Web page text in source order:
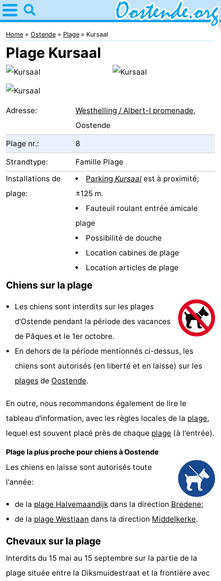
Home
Ostende
Astuces
Avec
nuit
Campings
Chambre
d'hôtes
Chaumières
Voir
faire
d'intérêt
Églises
-
Points
de
vue
Attractions
-
Croisières
Terrains
de
-
Aires
-
Home Ostende Plage Kursaal
Plage Kursaal
Adresse: Westhelling / Albert-I promenade,
Oostende
Plage nr.:
8
Strandtype:
Famille Plage
Installations de
plage:
ParkingKursaal est à proximité;
±125 m.
Fauteuil roulant entrée amicale
plage
Possibilité de douche
Location cabines de plage
Location articles de plage
Chiens sur la plage
Les chiens sont interdits sur les plages
d'Ostende pendant la période des vacances
de Pâques et le 1er octobre.
En dehors de la période mentionnés ci-dessus, les
chiens sont autorisés (en liberté et en laisse) sur les
plages de Oostende.
En outre, nous recommandons également de lire le
tableau d'information, avec les règles locales de la plage,
lequel est souvent placé près de chaque plage (à l'entrée).
Plage la plus proche pour chiens à Oostende
Les chiens en laisse sont autorisés toute
l'année:
de la plage Halvemaandijk dans la direction Bredene;
de la plage Westlaan dans la direction Middelkerke.
Chevaux sur la plage
Interdits du 15 mai au 15 septembre sur la partie de la
plage située entre la Diksmuidestraat et la frontière avec